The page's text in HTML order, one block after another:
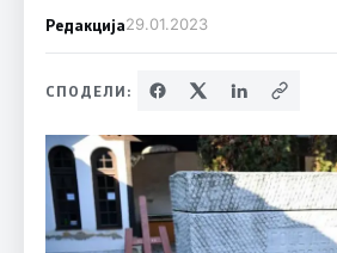
Редакција29.01.2023
СПОДЕЛИ: